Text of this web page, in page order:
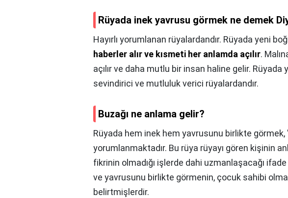
Rüyada inek yavrusu görmek ne demek
Hayırlı yorumlanan rüyalardandır. Rüyada yeni
haberler alır ve kısmeti her anlamda açılır.
açılır ve daha mutlu bir insan haline gelir. Rüyada
sevindirici ve mutluluk verici rüyalardandır.
Buzağı ne anlama gelir?
Rüyada hem inek hem yavrusunu birlikte görmek,
yorumlanmaktadır. Bu rüya rüyayı gören kişinin
fikrinin olmadığı işlerde dahi uzmanlaşacağı
ve yavrusunu birlikte görmenin, çocuk sahibi
belirtmişlerdir.